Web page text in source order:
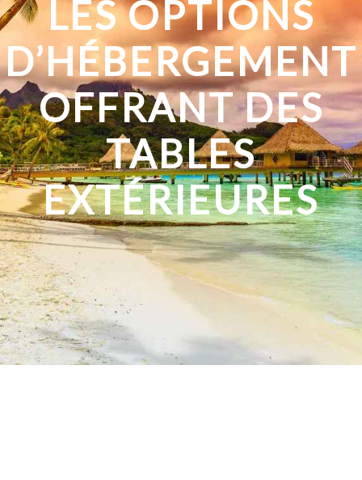
LES OPTIONS
D’HÉBERGEMENT
OFFRANT DES
TABLES
EXTÉRIEURES